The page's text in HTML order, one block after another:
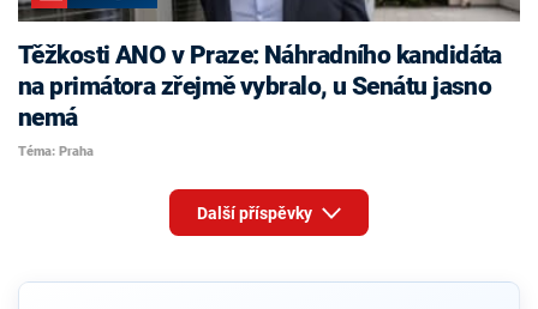
Těžkosti ANO v Praze: Náhradního kandidáta
na primátora zřejmě vybralo, u Senátu jasno
nemá
Téma: Praha
Další příspěvky